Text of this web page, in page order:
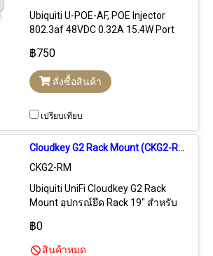
Ubiquiti U-POE-AF, POE Injector
802.3af 48VDC 0.32A 15.4W Port
ใช้ POE มาตรฐาน 802.3af, Port Lan
ความเร็ว Gigabit พร้อมปุ่ม Reset (ใช้
งานร่วมกับ U6-Lite)
฿750
สั่งซื้อสินค้า
เปรียบเทียบ
Cloudkey G2 Rack Mount (CKG2-RM)
CKG2-RM
Ubiquiti UniFi Cloudkey G2 Rack
Mount อุปกรณ์ยึด Rack 19" สำหรับ
Plus
฿0
สินค้าหมด